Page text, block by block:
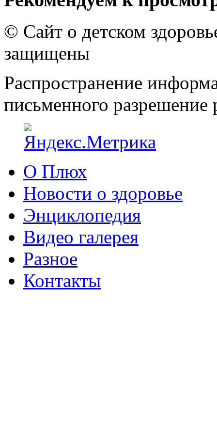
© Сайт о детском
защищены
Распространение
письменного разрешение
О Плюх
Новости о здоровье
Энциклопедия
Видео галерея
Разное
Контакты